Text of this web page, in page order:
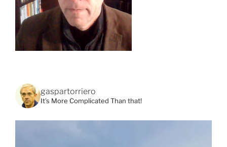
gaspartorriero
It's More Complicated Than that!